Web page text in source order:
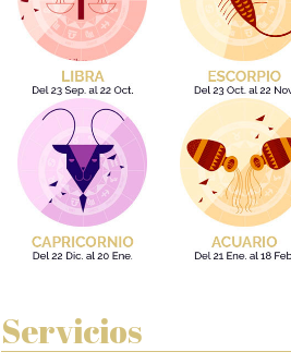
Servicios